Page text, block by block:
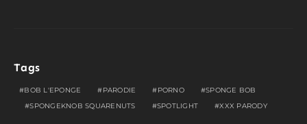
Tags
BOB L'EPONGE PARODIE PORNO
SPONGE BOB
SPONGEKNOB SQUARENUTS
SPOTLIGHT XXX PARODY